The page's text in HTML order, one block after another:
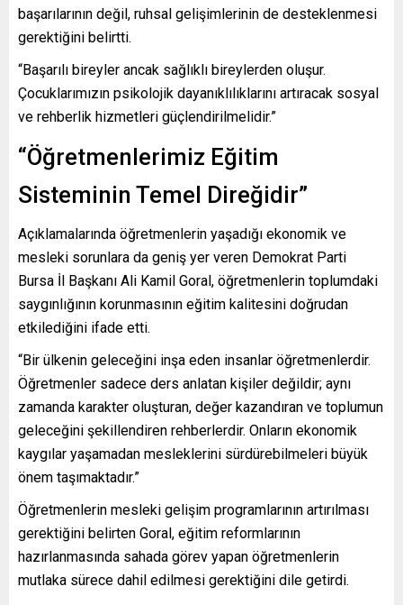
başarılarının değil, ruhsal gelişimlerinin de desteklenmesi
gerektiğini belirtti.
“Başarılı bireyler ancak sağlıklı bireylerden oluşur.
Çocuklarımızın psikolojik dayanıklılıklarını artıracak sosyal
ve rehberlik hizmetleri güçlendirilmelidir.”
“Öğretmenlerimiz Eğitim
Sisteminin Temel Direğidir”
Açıklamalarında öğretmenlerin yaşadığı ekonomik ve
mesleki sorunlara da geniş yer veren Demokrat Parti
Bursa İl Başkanı Ali Kamil Goral, öğretmenlerin toplumdaki
saygınlığının korunmasının eğitim kalitesini doğrudan
etkilediğini ifade etti.
“Bir ülkenin geleceğini inşa eden insanlar öğretmenlerdir.
Öğretmenler sadece ders anlatan kişiler değildir; aynı
zamanda karakter oluşturan, değer kazandıran ve toplumun
geleceğini şekillendiren rehberlerdir. Onların ekonomik
kaygılar yaşamadan mesleklerini sürdürebilmeleri büyük
önem taşımaktadır.”
Öğretmenlerin mesleki gelişim programlarının artırılması
gerektiğini belirten Goral, eğitim reformlarının
hazırlanmasında sahada görev yapan öğretmenlerin
mutlaka sürece dahil edilmesi gerektiğini dile getirdi.